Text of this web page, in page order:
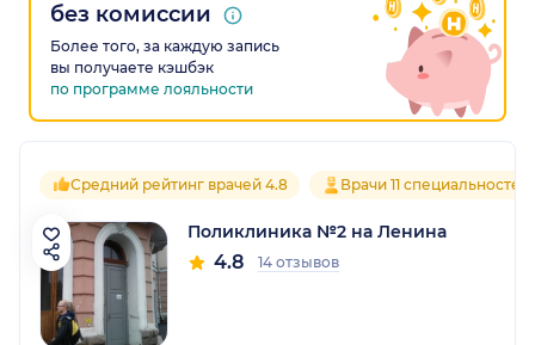
без комиссии
Более того, за каждую запись
вы получаете кэшбэк
по программе лояльности
Средний рейтинг врачей 4.8 Врачи 11 специальностей
Поликлиника №2 на Ленина
4.8 14 отзывов